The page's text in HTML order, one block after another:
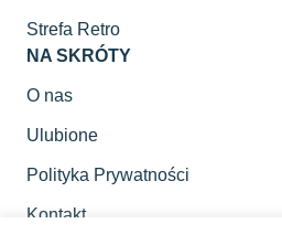
Strefa Retro
NA SKRÓTY
O nas
Ulubione
Polityka Prywatności
Kontakt